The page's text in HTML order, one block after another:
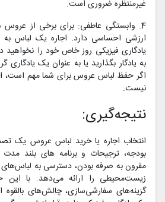
غیرمنتظره ضروری است.
4. وابستگی عاطفی: برای برخی از
ارزشی احساسی دارد. اجاره یک لباس
یادگاری فیزیکی روز خاص خود را
به یادگار بگذارید یا به عنوان یک یادگاری
اگر حفظ لباس عروس برای شما مهم است،
نیست.
نتیجه‌گیری:
انتخاب اجاره یا خرید لباس عروس یک
بودجه، ترجیحات و برنامه های بلند
مقرون به صرفه بودن، دسترسی به لباس‌های
زیست‌محیطی را ارائه می‌دهد. با این
گزینه‌های سفارشی‌سازی، چالش‌های بالقوه